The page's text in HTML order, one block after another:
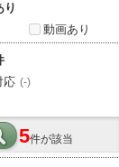
り
動画あり
応 (-)
5件が該当